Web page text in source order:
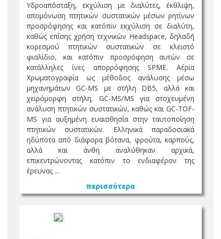
Υδροαπόσταξη, εκχύλιση με διαλύτες, έκθλιψη,
απομόνωση πτητικών συστατικών μέσων ρητίνων
προσρόφησης και κατόπιν εκχύλιση σε διαλύτη,
καθώς επίσης χρήση τεχνικών Headspace, δηλαδή
κορεσμού πτητικών συστατικών σε κλειστό
φιαλίδιο, και κατόπιν προσρόφηση αυτών σε
κατάλληλες ίνες απορρόφησης SPME. Αέρια
Χρωματογραφία ως μέθοδος ανάλυσης μέσω
μηχανημάτων GC-MS με στήλη DB5, αλλά και
χειρόμορφη στήλη, GC-MS/MS για στοχευμένη
ανάλυση πτητικών συστατικών, καθώς και GC-TOF-
MS για αυξημένη ευαισθησία στην ταυτοποίηση
πτητικών συστατικών. Ελληνικά παραδοσιακά
ηδύποτα από διάφορα βότανα, φρούτα, καρπούς,
αλλά και άνθη αναλύθηκαν αρχικά,
επικεντρώνοντας κατόπιν το ενδιαφέρον της
έρευνας ...
περισσότερα